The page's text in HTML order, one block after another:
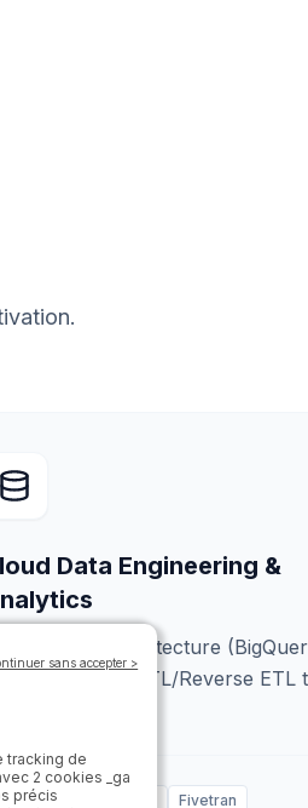
Data Engineering &
data architecture
with ETL/Reverse ETL
Fivetran
sans accepter >
tracking de
2 cookies _ga
précis